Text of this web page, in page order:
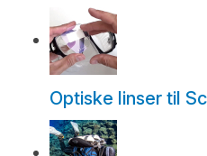
Optiske linser til